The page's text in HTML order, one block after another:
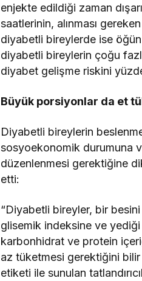
enjekte edildiği zaman
saatlerinin, alınması
diyabetli bireylerde ise
diyabetli bireylerin çoğu
diyabet gelişme riskini
Büyük porsiyonlar da et
Diyabetli bireylerin
sosyoekonomik durumuna
düzenlenmesi gerektiğine
etti:
“Diyabetli bireyler, bir
glisemik indeksine ve
karbonhidrat ve protein
az tüketmesi gerektiğini
etiketi ile sunulan